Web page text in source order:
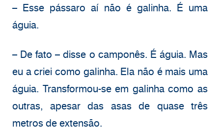
– Esse pássaro aí não é galinha. É uma
águia.
– De fato – disse o camponês. É águia. Mas
eu a criei como galinha. Ela não é mais uma
águia. Transformou-se em galinha como as
outras, apesar das asas de quase três
metros de extensão.